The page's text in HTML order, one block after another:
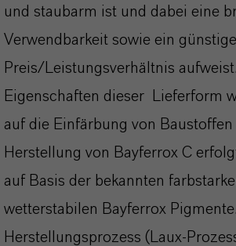
und staubarm ist und dabei eine
Verwendbarkeit sowie ein
Preis/Leistungsverhältnis
Eigenschaften dieser Lieferform
auf die Einfärbung von
Herstellung von Bayferrox C
auf Basis der bekannten
wetterstabilen Bayferrox
Herstellungsprozess (Laux-